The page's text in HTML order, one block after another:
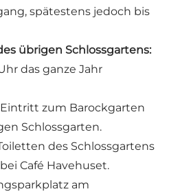
spätestens jedoch bis
übrigen Schlossgartens:
das ganze Jahr
zum Barockgarten
Schlossgarten.
des Schlossgartens
Café Havehuset.
am